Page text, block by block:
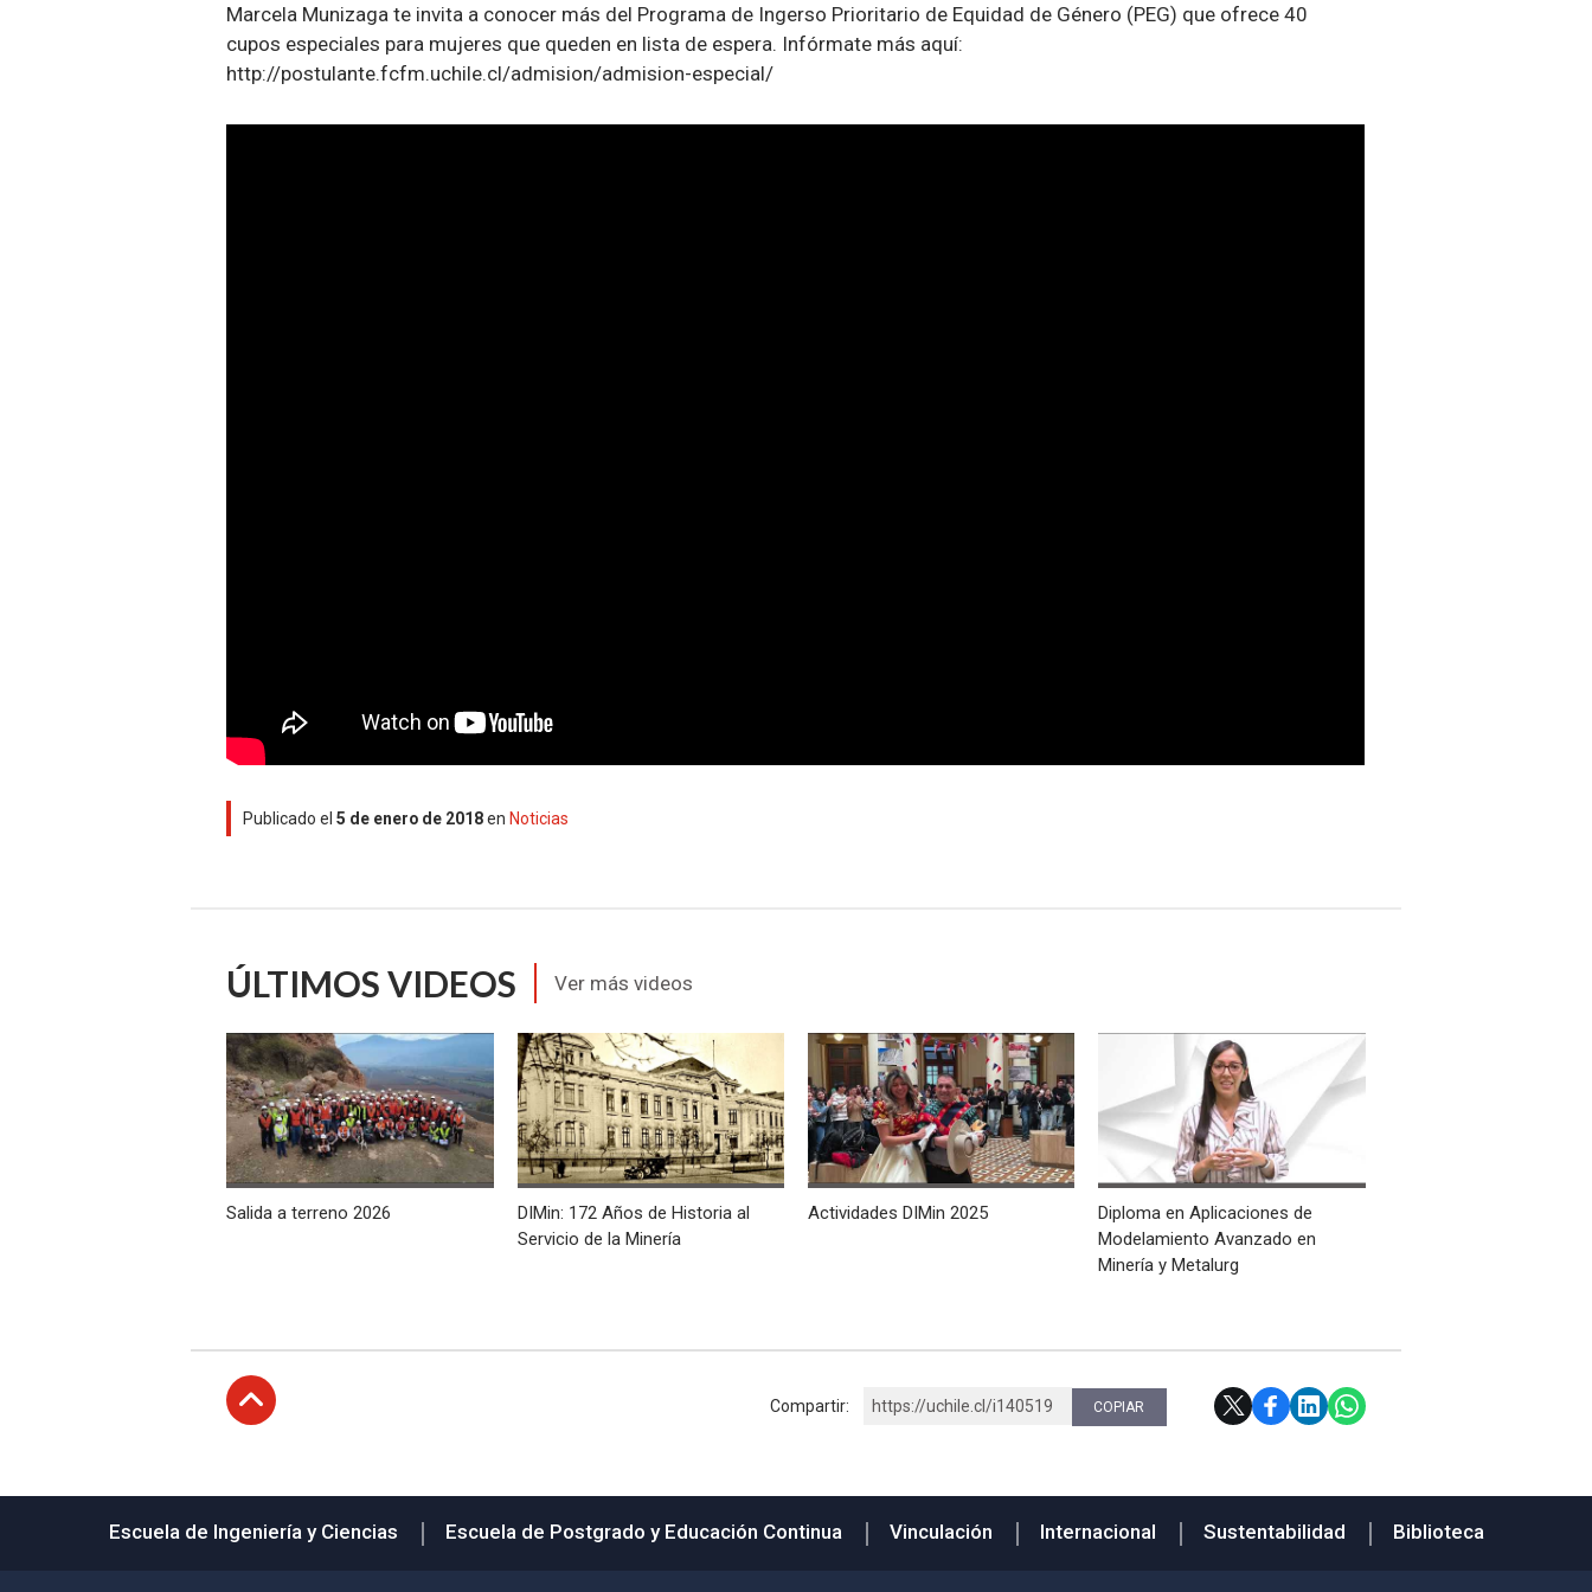
Marcela Munizaga te invita a conocer más del Programa de Ingerso Prioritario de Equidad de Género (PEG) que ofrece 40
cupos especiales para mujeres que queden en lista de espera. Infórmate más aquí:
http://postulante.fcfm.uchile.cl/admision/admision-especial/
Publicado el5 de enero de 2018en Noticias
ÚLTIMOS VIDEOS Ver más videos
Salida a terreno 2026
DIMin: 172 Años de Historia al
Servicio de la Minería
Actividades DIMin 2025
Diploma en Aplicaciones de
Modelamiento Avanzado en
Minería y Metalurg
Compartir: https://uchile.cl/i140519 COPIAR
Escuela de Ingeniería y Ciencias Escuela de Postgrado y Educación Continua Vinculación Internacional Sustentabilidad Biblioteca